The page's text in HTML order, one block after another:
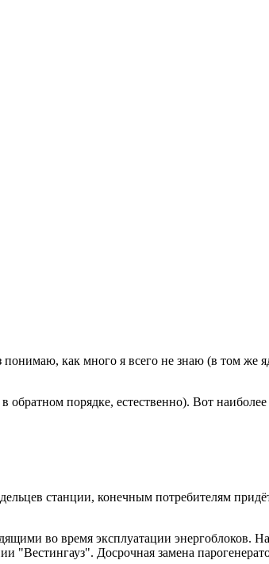
понимаю, как много я всего не знаю (в том же
в обратном порядке, естественно). Вот
станции, конечным потребителям
во время эксплуатации энергоблоков.
"Вестингауз". Досрочная замена